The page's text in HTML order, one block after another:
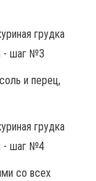
и перец,
со всех